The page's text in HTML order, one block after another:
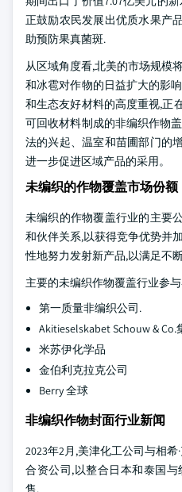
正鼓励农民发展出优质水果产
助预防果真菌斑.
从区域角度看,北美的市场规模
和冰雹对作物的日益扩大的影
和生态友好材料的高度重视,正
可回收材料制成的非编织作物
法的兴起、温室和苗圃部门的
进一步促进区域产品的采用。
未编织的作物覆盖市场份额
未编织的作物覆盖行业的主要
和伙伴关系,以获得竞争优势并
性地努力发射新产品,以满足不
主要的未编织作物覆盖行业参
第一质量非编织公司.
Akitieselskabet Schouw & Co.
米苏伊化学品
金伯利克拉克公司
Berry 全球
非编织作物封面行业新闻
2023年2月,美津化工公司与相希
合资公司,以整合日本和泰国
售.